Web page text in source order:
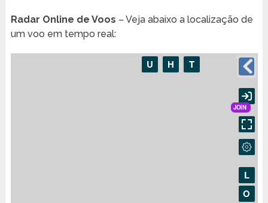
Radar Online de Voos – Veja abaixo a localização de
um voo em tempo real: